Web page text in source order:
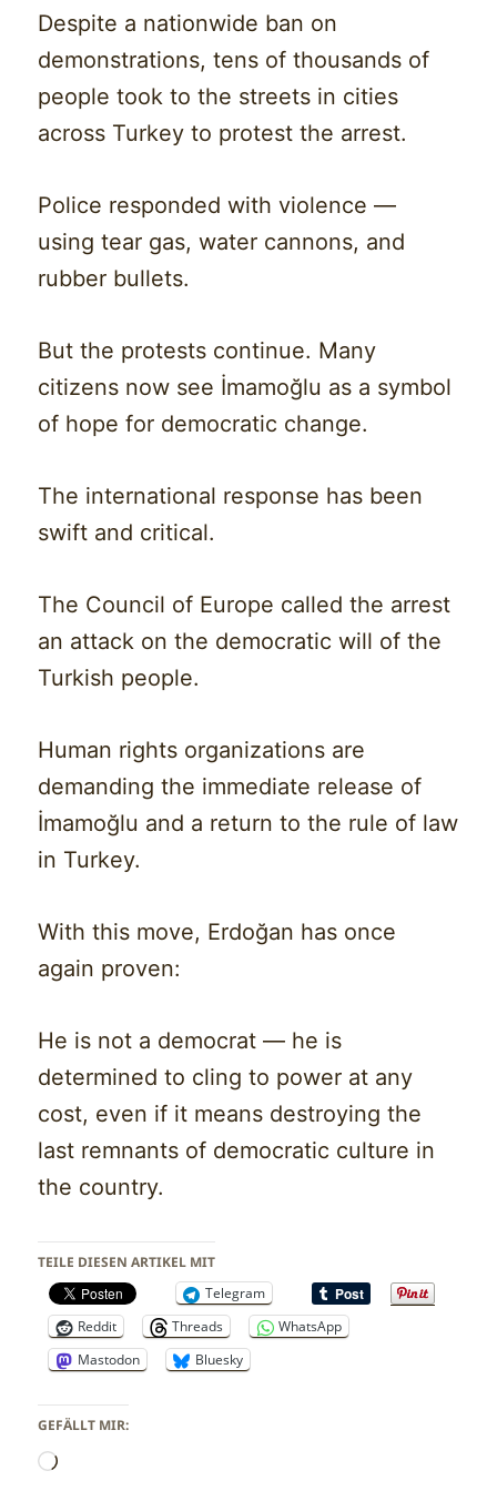
Despite a nationwide ban on
demonstrations, tens of thousands of
people took to the streets in cities
across Turkey to protest the arrest.
Police responded with violence —
using tear gas, water cannons, and
rubber bullets.
But the protests continue. Many
citizens now see İmamoğlu as a symbol
of hope for democratic change.
The international response has been
swift and critical.
The Council of Europe called the arrest
an attack on the democratic will of the
Turkish people.
Human rights organizations are
demanding the immediate release of
İmamoğlu and a return to the rule of law
in Turkey.
With this move, Erdoğan has once
again proven:
He is not a democrat — he is
determined to cling to power at any
cost, even if it means destroying the
last remnants of democratic culture in
the country.
TEILE DIESEN ARTIKEL MIT
Telegram
Reddit
Threads
WhatsApp
Mastodon
Bluesky
GEFÄLLT MIR:
Wird